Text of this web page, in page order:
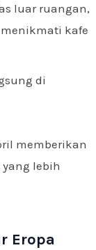
luar ruangan,
kafe
di
memberikan
lebih
Eropa